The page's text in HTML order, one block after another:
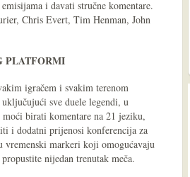
i davati stručne komentare.
Chris Evert, Tim Henman, John
PLATFORMI
igračem i svakim terenom
sve duele legendi, u
birati komentare na 21 jeziku,
i dodatni prijenosi konferencija za
vremenski markeri koji omogućavaju
nijedan trenutak meča.